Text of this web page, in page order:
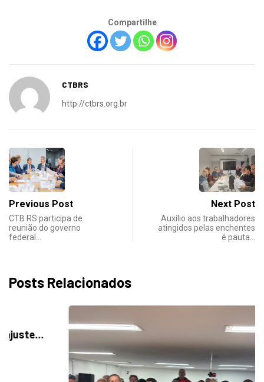
Compartilhe
CTBRS
http://ctbrs.org.br
Previous Post
CTB RS participa de
reunião do governo
federal…
Next Post
Auxílio aos trabalhadores
atingidos pelas enchentes
é pauta…
Posts Relacionados